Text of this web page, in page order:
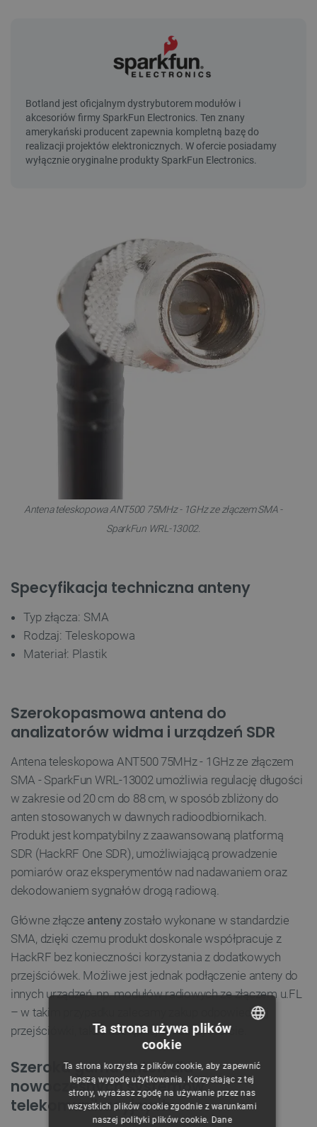
Antena teleskopowa ANT500 75MHz - 1GHz ze złączem SMA -
SparkFun WRL-13002.
Specyfikacja techniczna anteny
Typ złącza: SMA
Rodzaj: Teleskopowa
Materiał: Plastik
Szerokopasmowa antena do
analizatorów widma i urządzeń SDR
Antena teleskopowa ANT500 75MHz - 1GHz ze złączem
SMA - SparkFun WRL-13002 umożliwia regulację długości
w zakresie od 20 cm do 88 cm, w sposób zbliżony do
anten stosowanych w dawnych radioodbiornikach.
Produkt jest kompatybilny z zaawansowaną platformą
SDR (HackRF One SDR), umożliwiającą prowadzenie
pomiarów oraz eksperymentów nad nadawaniem oraz
dekodowaniem sygnałów drogą radiową.
Główne złącze antenyzostało wykonane w standardzie
SMA, dzięki czemu produkt doskonale współpracuje z
HackRF bez konieczności korzystania z dodatkowych
przejściówek. Możliwe jest jednak podłączenie anteny do
innych urządzeń, np. modułów radiowych ze złączem u.FL
– w takim przypadku zalecamy zakup odpowiedniej
przejściówki, także dostępnej w naszej ofercie.
Szeroka gama anten dla
nowoczesnych systemów
telekomunikacyjnych
CZECH
ENGLISH
GERMAN
Ta strona używa plików
cookie
Ta strona korzysta z plików cookie, aby zapewnić
lepszą wygodę użytkowania. Korzystając z tej
strony, wyrażasz zgodę na używanie przez nas
wszystkich plików cookie zgodnie z warunkami
naszej polityki plików cookie. Dane